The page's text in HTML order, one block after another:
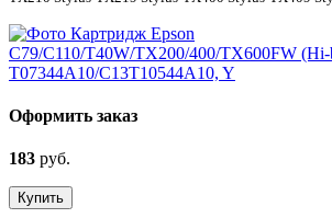
Оформить заказ
183 руб.
Купить